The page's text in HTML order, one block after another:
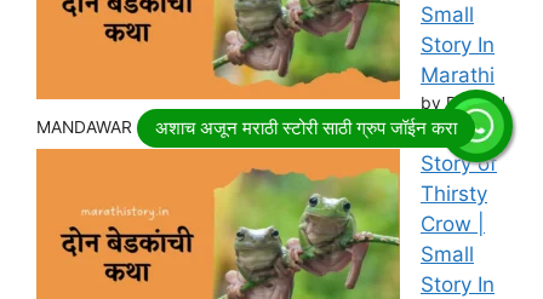
Small
Story In
Marathi
by RITESH
MANDAWAR
Story of
Thirsty
Crow |
Small
Story In